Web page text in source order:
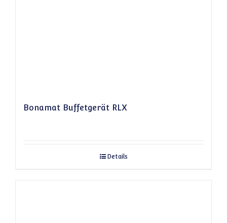
Bonamat Buffetgerät RLX
Details